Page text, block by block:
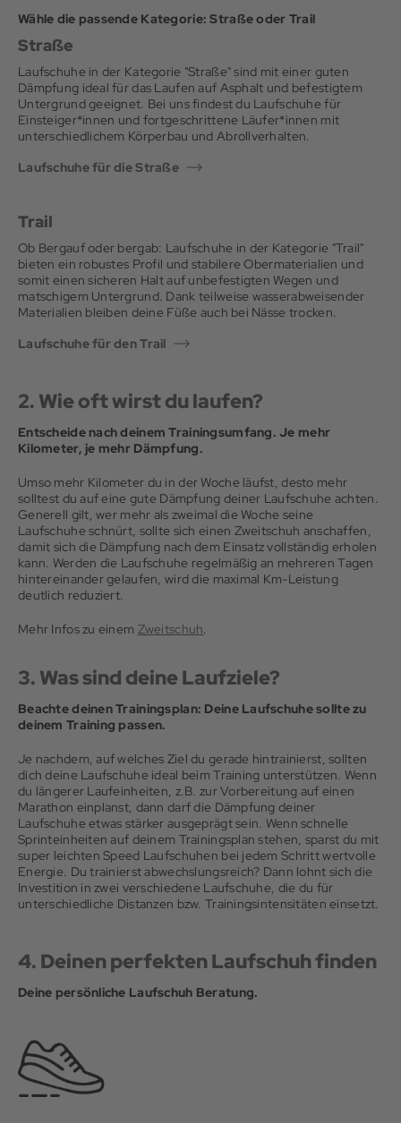
läuft.
Aufgaben erfüllen und trotzdem beide zu deinem Laufstil
passen.
gut? Wird der Mittelfuß gehalten? Bleibt vorne genug Platz?
Wähle die passende Kategorie: Straße oder Trail
Straße
Laufschuhe in der Kategorie "Straße" sind mit einer guten
Dämpfung ideal für das Laufen auf Asphalt und befestigtem
Untergrund geeignet. Bei uns findest du Laufschuhe für
Einsteiger*innen und fortgeschrittene Läufer*innen mit
unterschiedlichem Körperbau und Abrollverhalten.
Laufschuhe für die Straße
Trail
Ob Bergauf oder bergab: Laufschuhe in der Kategorie "Trail"
bieten ein robustes Profil und stabilere Obermaterialien und
somit einen sicheren Halt auf unbefestigten Wegen und
matschigem Untergrund. Dank teilweise wasserabweisender
Materialien bleiben deine Füße auch bei Nässe trocken.
Laufschuhe für den Trail
2. Wie oft wirst du laufen?
Entscheide nach deinem Trainingsumfang. Je mehr
Kilometer, je mehr Dämpfung.
Umso mehr Kilometer du in der Woche läufst, desto mehr
solltest du auf eine gute Dämpfung deiner Laufschuhe achten.
Generell gilt, wer mehr als zweimal die Woche seine
Laufschuhe schnürt, sollte sich einen Zweitschuh anschaffen,
damit sich die Dämpfung nach dem Einsatz vollständig erholen
kann. Werden die Laufschuhe regelmäßig an mehreren Tagen
hintereinander gelaufen, wird die maximal Km-Leistung
deutlich reduziert.
Mehr Infos zu einem Zweitschuh.
3. Was sind deine Laufziele?
Beachte deinen Trainingsplan: Deine Laufschuhe sollte zu
deinem Training passen.
Je nachdem, auf welches Ziel du gerade hintrainierst, sollten
dich deine Laufschuhe ideal beim Training unterstützen. Wenn
du längerer Laufeinheiten, z.B. zur Vorbereitung auf einen
Marathon einplanst, dann darf die Dämpfung deiner
Laufschuhe etwas stärker ausgeprägt sein. Wenn schnelle
Sprinteinheiten auf deinem Trainingsplan stehen, sparst du mit
super leichten Speed Laufschuhen bei jedem Schritt wertvolle
Energie. Du trainierst abwechslungsreich? Dann lohnt sich die
Investition in zwei verschiedene Laufschuhe, die du für
unterschiedliche Distanzen bzw. Trainingsintensitäten einsetzt.
4. Deinen perfekten Laufschuh finden
Deine persönliche Laufschuh Beratung.